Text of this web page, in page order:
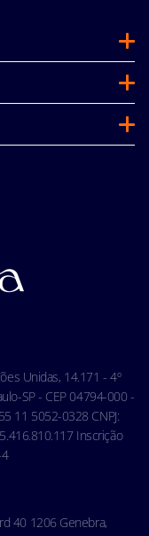
Unidas, 14.171 - 4º
SP - CEP 04794-000 -
11 5052-0328 CNPJ:
Inscrição
40 1206 Genebra,